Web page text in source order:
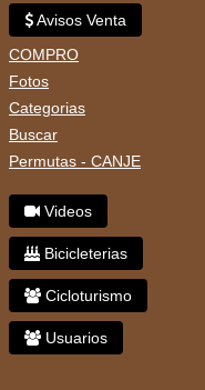
Avisos Venta
COMPRO
Fotos
Categorias
Buscar
Permutas - CANJE
Videos
Bicicleterias
Cicloturismo
Usuarios